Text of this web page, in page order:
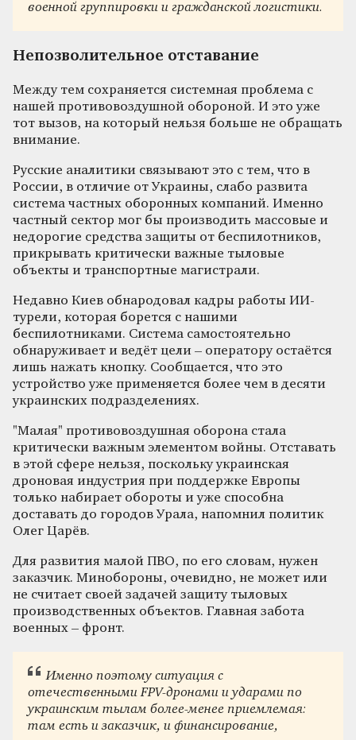
военной группировки и гражданской логистики.
Непозволительное отставание
Между тем сохраняется системная проблема с
нашей противовоздушной обороной. И это уже
тот вызов, на который нельзя больше не обращать
внимание.
Русские аналитики связывают это с тем, что в
России, в отличие от Украины, слабо развита
система частных оборонных компаний. Именно
частный сектор мог бы производить массовые и
недорогие средства защиты от беспилотников,
прикрывать критически важные тыловые
объекты и транспортные магистрали.
Недавно Киев обнародовал кадры работы ИИ-
турели, которая борется с нашими
беспилотниками. Система самостоятельно
обнаруживает и ведёт цели – оператору остаётся
лишь нажать кнопку. Сообщается, что это
устройство уже применяется более чем в десяти
украинских подразделениях.
"Малая" противовоздушная оборона стала
критически важным элементом войны. Отставать
в этой сфере нельзя, поскольку украинская
дроновая индустрия при поддержке Европы
только набирает обороты и уже способна
доставать до городов Урала, напомнил политик
Олег Царёв.
Для развития малой ПВО, по его словам, нужен
заказчик. Минобороны, очевидно, не может или
не считает своей задачей защиту тыловых
производственных объектов. Главная забота
военных – фронт.
Именно поэтому ситуация с
отечественными FPV-дронами и ударами по
украинским тылам более-менее приемлемая:
там есть и заказчик, и финансирование,